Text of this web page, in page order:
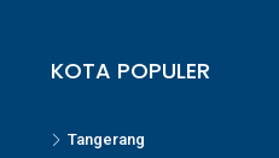
KOTA POPULER
Tangerang